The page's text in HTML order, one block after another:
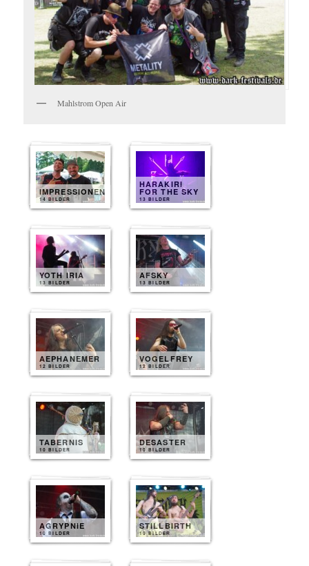
Mahlstrom Open Air
IMPRESSIONEN
14 BILDER
HARAKIRI
FOR THE SKY
13 BILDER
YOTH IRIA
13 BILDER
AFSKY
13 BILDER
AEPHANEMER
12 BILDER
VOGELFREY
12 BILDER
TABERNIS
10 BILDER
DESASTER
10 BILDER
AGRYPNIE
10 BILDER
STILLBIRTH
10 BILDER